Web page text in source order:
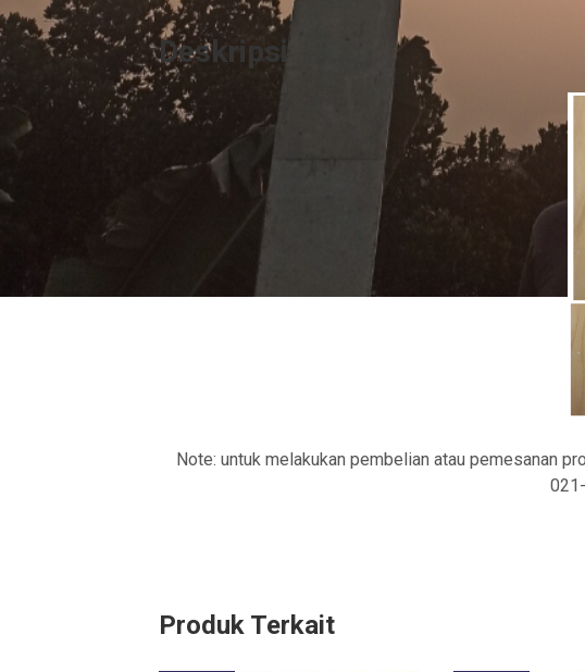
Deskripsi
Note: untuk melakukan pembelian atau pemesanan
Produk Terkait